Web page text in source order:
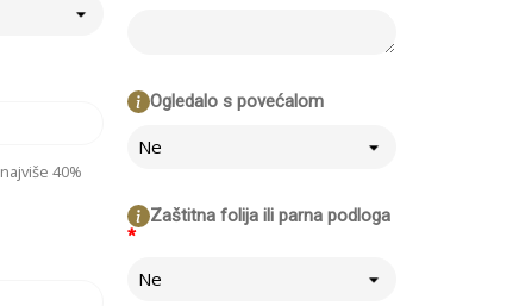
40%
Ogledalo s povećalom
Ne
*
Zaštitna folija ili parna podloga
Ne